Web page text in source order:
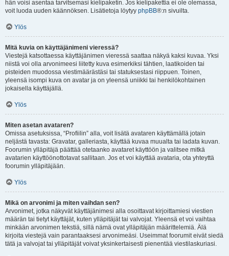
hän voisi asentaa tarvitsemasi kielipaketin. Jos kielipakettia ei ole olemassa,
voit luoda uuden käännöksen. Lisätietoja löytyy phpBB®:n sivuilta.
Ylös
Mitä kuvia on käyttäjänimeni vieressä?
Viestejä katsottaessa käyttäjänimen vieressä saattaa näkyä kaksi kuvaa. Yksi
niistä voi olla arvonimeesi liitetty kuva esimerkiksi tähtien, laatikoiden tai
pisteiden muodossa viestimäärästäsi tai statuksestasi riippuen. Toinen,
yleensä isompi kuva on avatar ja on yleensä uniikki tai henkilökohtainen
jokaisella käyttäjällä.
Ylös
Miten asetan avataren?
Omissa asetuksissa, “Profiilin” alla, voit lisätä avataren käyttämällä jotain
neljästä tavasta: Gravatar, galleriasta, käyttää kuvaa muualta tai ladata kuvan.
Foorumin ylläpitäjä päättää otetaanko avataret käyttöön ja valitsee mitkä
avatarien käyttöönottotavat sallitaan. Jos et voi käyttää avataria, ota yhteyttä
foorumin ylläpitäjään.
Ylös
Mikä on arvonimi ja miten vaihdan sen?
Arvonimet, jotka näkyvät käyttäjänimesi alla osoittavat kirjoittamiesi viestien
määrän tai tietyt käyttäjät, kuten ylläpitäjät tai valvojat. Yleensä et voi vaihtaa
minkään arvonimen tekstiä, sillä nämä ovat ylläpitäjän määrittelemiä. Älä
kirjoita viestejä vain parantaaksesi arvonimeäsi. Useimmat foorumit eivät siedä
tätä ja valvojat tai ylläpitäjät voivat yksinkertaisesti pienentää viestilaskuriasi.